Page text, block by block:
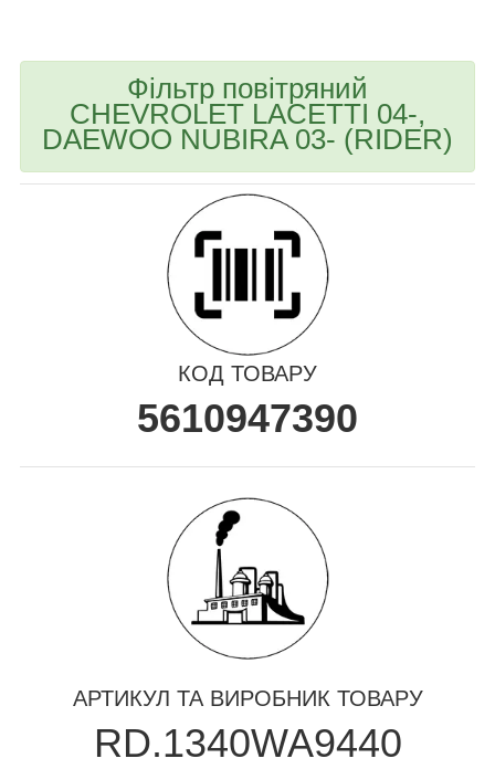
Фільтр повітряний
CHEVROLET LACETTI 04-,
DAEWOO NUBIRA 03- (RIDER)
КОД ТОВАРУ
5610947390
АРТИКУЛ ТА ВИРОБНИК ТОВАРУ
RD.1340WA9440